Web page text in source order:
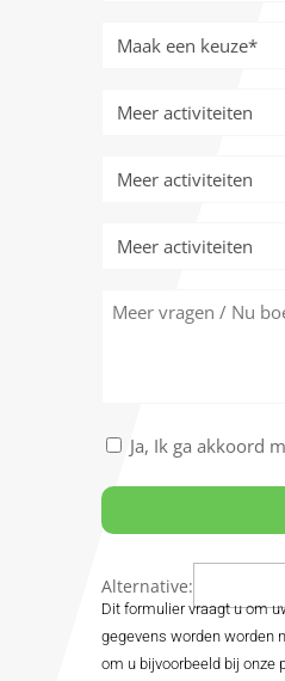
Meer
activiteiten
Meer
activiteiten
Meer
activiteiten
Meer
activiteiten
Meer
Akkoord
de
algemene
*
Ja, Ik ga akkoord
Alternative:
Dit formulier vraagt u om
gegevens worden worden
om u bijvoorbeeld bij onze